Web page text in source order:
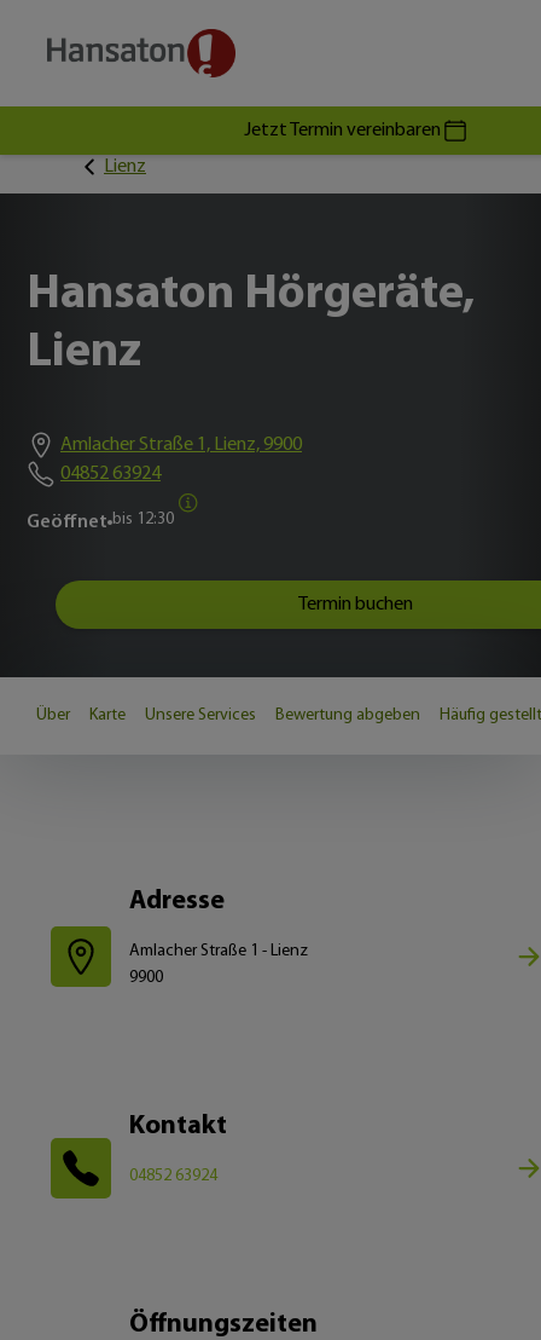
Jetzt Termin vereinbaren
Lienz
Hansaton Hörgeräte,
Lienz
Amlacher Straße 1, Lienz, 9900
04852 63924
Geöffnet bis 12:30
Termin buchen
Über Karte Unsere Services Bewertung abgeben Häufig
Adresse
Amlacher Straße 1 - Lienz
9900
Kontakt
04852 63924
Öffnungszeiten